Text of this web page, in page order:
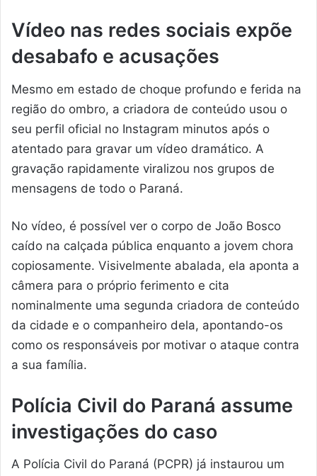
Vídeo nas redes sociais expõe
desabafo e acusações
Mesmo em estado de choque profundo e ferida na
região do ombro, a criadora de conteúdo usou o
seu perfil oficial no Instagram minutos após o
atentado para gravar um vídeo dramático. A
gravação rapidamente viralizou nos grupos de
mensagens de todo o Paraná.
No vídeo, é possível ver o corpo de João Bosco
caído na calçada pública enquanto a jovem chora
copiosamente. Visivelmente abalada, ela aponta a
câmera para o próprio ferimento e cita
nominalmente uma segunda criadora de conteúdo
da cidade e o companheiro dela, apontando-os
como os responsáveis por motivar o ataque contra
a sua família.
Polícia Civil do Paraná assume
investigações do caso
A Polícia Civil do Paraná (PCPR) já instaurou um